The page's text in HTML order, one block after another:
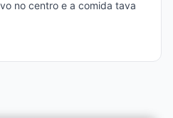
no centro e a comida tava